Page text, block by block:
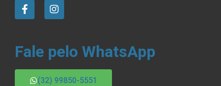
Fale pelo WhatsApp
(32) 99850-5551